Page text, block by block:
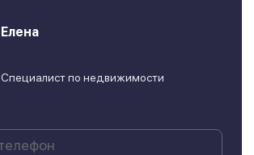
Елена
Специалист по недвижимости